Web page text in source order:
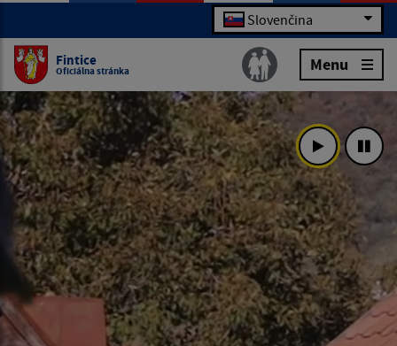
Slovenčina
Fintice
Oficiálna stránka Menu